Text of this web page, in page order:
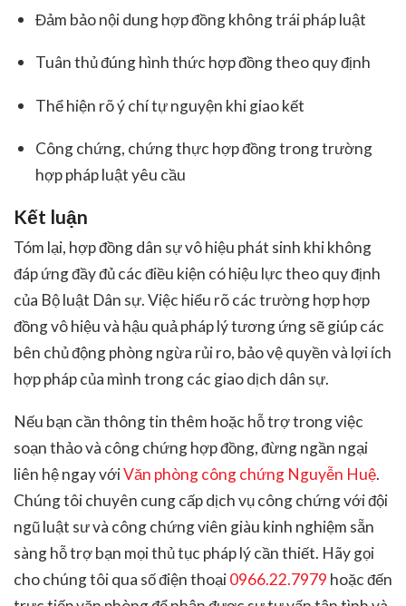
Đảm bảo nội dung hợp đồng không trái pháp luật
Tuân thủ đúng hình thức hợp đồng theo quy định
Thể hiện rõ ý chí tự nguyện khi giao kết
Công chứng, chứng thực hợp đồng trong trường
hợp pháp luật yêu cầu
Kết luận
Tóm lại, hợp đồng dân sự vô hiệu phát sinh khi không
đáp ứng đầy đủ các điều kiện có hiệu lực theo quy định
của Bộ luật Dân sự. Việc hiểu rõ các trường hợp hợp
đồng vô hiệu và hậu quả pháp lý tương ứng sẽ giúp các
bên chủ động phòng ngừa rủi ro, bảo vệ quyền và lợi ích
hợp pháp của mình trong các giao dịch dân sự.
Nếu bạn cần thông tin thêm hoặc hỗ trợ trong việc
soạn thảo và công chứng hợp đồng, đừng ngần ngại
liên hệ ngay vớiVăn phòng công chứng Nguyễn Huệ.
Chúng tôi chuyên cung cấp dịch vụ công chứng với đội
ngũ luật sư và công chứng viên giàu kinh nghiệm sẵn
sàng hỗ trợ bạn mọi thủ tục pháp lý cần thiết. Hãy gọi
cho chúng tôi qua số điện thoại0966.22.7979 hoặc đến